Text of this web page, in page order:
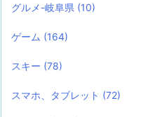
グルメ-岐阜県 (10)
ゲーム (164)
スキー (78)
スマホ、タブレット (72)